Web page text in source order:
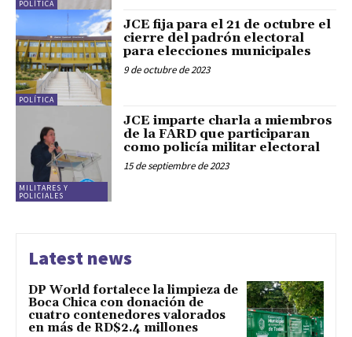
POLÍTICA
POLÍTICA
JCE fija para el 21 de octubre el
cierre del padrón electoral
para elecciones municipales
9 de octubre de 2023
MILITARES Y
POLICIALES
JCE imparte charla a miembros
de la FARD que participaran
como policía militar electoral
15 de septiembre de 2023
Latest news
DP World fortalece la limpieza de
Boca Chica con donación de
cuatro contenedores valorados
en más de RD$2.4 millones